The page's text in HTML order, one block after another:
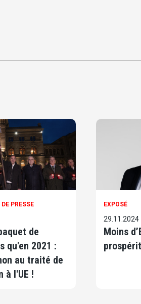
PRESSE
de
qu'en 2021 :
au traité de
à l'UE !
EXPOSÉ
29.11.2024
Moins